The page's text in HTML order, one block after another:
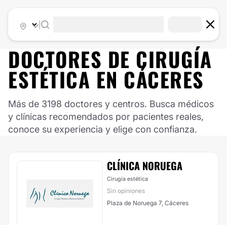
DOCTORES DE CIRUGÍA
ESTÉTICA EN CÁCERES
Más de 3198 doctores y centros. Busca médicos
y clínicas recomendados por pacientes reales,
conoce su experiencia y elige con confianza.
CLÍNICA NORUEGA
Cirugía estética
Sin opiniones
Plaza de Noruega 7, Cáceres